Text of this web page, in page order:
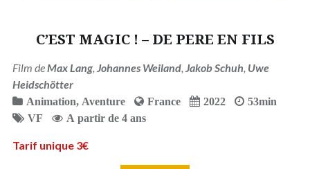
C’EST MAGIC ! – DE PERE EN FILS
Film de Max Lang, Johannes Weiland, Jakob Schuh Uwe
Heidschötter
Animation, Aventure France 2022
53min
VF
A partir de 4 ans
Tarif unique 3€